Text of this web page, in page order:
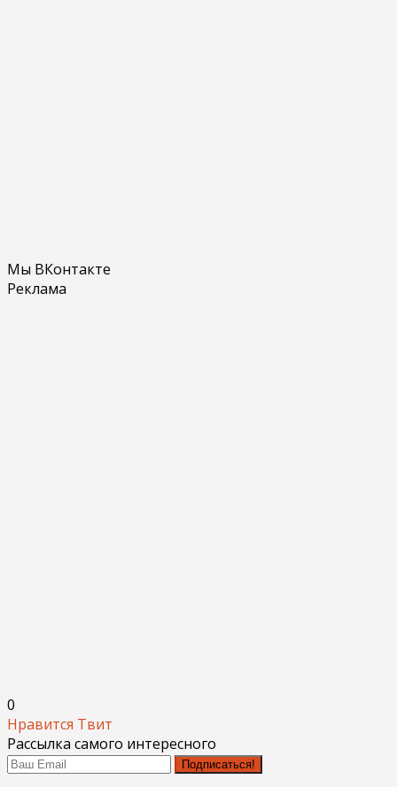
Мы ВКонтакте
Реклама
0
Нравится Твит
Рассылка самого интересного
Подписаться!